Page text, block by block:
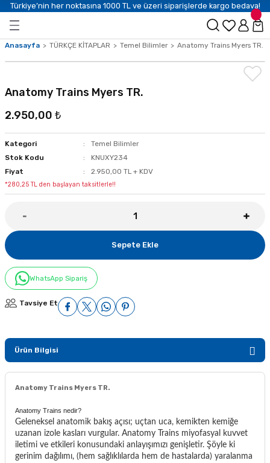
Türkiye’nin her noktasına 1000 TL ve üzeri siparişlerde kargo bedava!
Anasayfa TÜRKÇE KİTAPLAR Temel Bilimler Anatomy Trains Myers TR.
Anatomy Trains Myers TR.
2.950,00 ₺
Kategori
Temel Bilimler
Stok Kodu
KNUXY234
Fiyat
2.950,00 TL + KDV
*280,25 TL den başlayan taksitlerle!!
Sepete Ekle
WhatsApp Sipariş
Tavsiye Et
Ürün Bilgisi
Anatomy Trains Myers TR.
Anatomy Trains nedir?
Geleneksel anatomik bakış açısı; uçtan uca, kemikten kemiğe
uzanan izole kasları vurgular. Anatomy Trains miyofasyal kuvvet
iletimi ve etkileri konusundaki anlayışımızı genişletir. Şöyle ki
gerinim dağılımı, (hem sağlıklılarda hem de hastalarda) yaralanma